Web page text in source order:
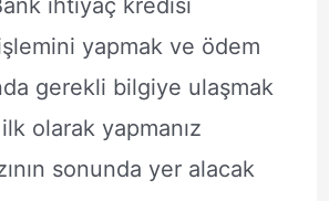
ihtiyaç kredisi
yapmak ve ödem
gerekli bilgiye ulaşmak
olarak yapmanız
sonunda yer alacak